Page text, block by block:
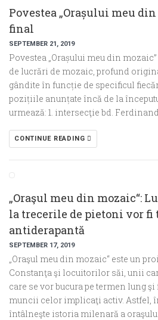
Povestea „Orașului meu
final
SEPTEMBER 21, 2019
Povestea „Orașului meu din
de lucrări de mozaic, profund
gândite în funcție de specificul
pozițiile anunțate încă de la
urmează: 1. intersecţie bd.
CONTINUE READING
„Oraşul meu din mozaic“:
la trecerile de pietoni vor fi
antiderapantă
SEPTEMBER 17, 2019
„Oraşul meu din mozaic“ este un
Constanţa şi locuitorilor săi, unii
care se vor bucura pe termen lung
muncii celor implicaţi activ. Astfel,
întâlneşte istoria milenară a